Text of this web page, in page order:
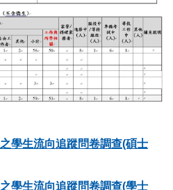
學生流向追蹤問卷調查(碩士
學生流向追蹤問卷調查(學士